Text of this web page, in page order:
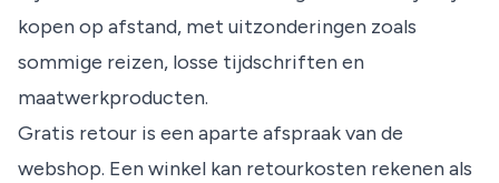
kopen op afstand, met uitzonderingen zoals
sommige reizen, losse tijdschriften en
maatwerkproducten.
Gratis retour is een aparte afspraak van de
webshop. Een winkel kan retourkosten rekenen als